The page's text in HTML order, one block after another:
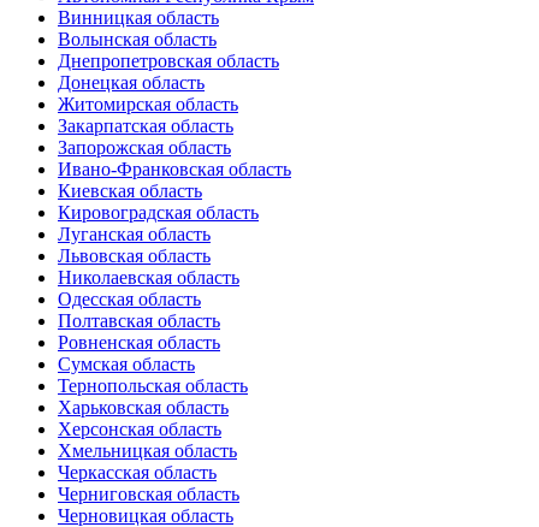
Винницкая область
Волынская область
Днепропетровская область
Донецкая область
Житомирская область
Закарпатская область
Запорожская область
Ивано-Франковская область
Киевская область
Кировоградская область
Луганская область
Львовская область
Николаевская область
Одесская область
Полтавская область
Ровненская область
Сумская область
Тернопольская область
Харьковская область
Херсонская область
Хмельницкая область
Черкасская область
Черниговская область
Черновицкая область